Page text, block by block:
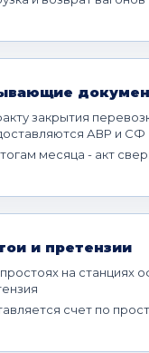
закрытия
АВР и СФ
месяца - акт
и претензии
на станциях
счет по